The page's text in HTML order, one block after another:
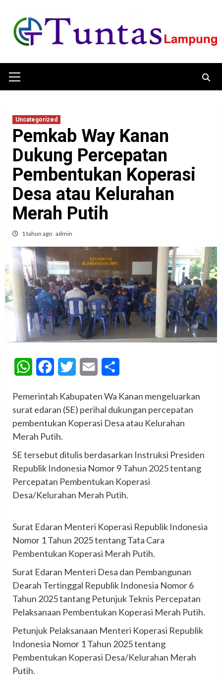
content
Menu
Uncategorized
Pemkab Way Kanan
Dukung Percepatan
Pembentukan Koperasi
Desa atau Kelurahan
Merah Putih
1 tahun ago admin
WhatsAppFacebookTwitter Email
Pemerintah Kabupaten Wa Kanan mengeluarkan
surat edaran (SE) perihal dukungan percepatan
pembentukan Koperasi Desa atau Kelurahan
Merah Putih.
SE tersebut ditulis berdasarkan Instruksi Presiden
Republik Indonesia Nomor 9 Tahun 2025 tentang
Percepatan Pembentukan Koperasi
Desa/Kelurahan Merah Putih.
Surat Edaran Menteri Koperasi Republik Indonesia
Nomor 1 Tahun 2025 tentang Tata Cara
Pembentukan Koperasi Merah Putih.
Surat Edaran Menteri Desa dan Pembangunan
Dearah Tertinggal Republik Indonesia Nomor 6
Tahun 2025 tantang Petunjuk Teknis Percepatan
Pelaksanaan Pembentukan Koperasi Merah Putih.
Petunjuk Pelaksanaan Menteri Koperasi Republik
Indonesia Nomor 1 Tahun 2025 tentang
Pembentukan Koperasi Desa/Kelurahan Merah
Putih.